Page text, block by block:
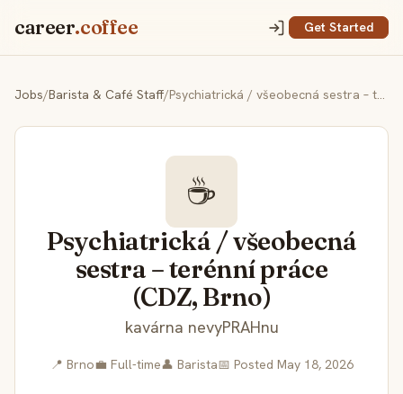
career.coffee Get Started
Jobs/Barista & Café Staff/ Psychiatrická / všeobecná sestra – terénní práce (CDZ, Brno)
☕
Psychiatrická / všeobecná
sestra – terénní práce
(CDZ, Brno)
kavárna nevyPRAHnu
📍 Brno💼 Full-time👤 Barista📅 Posted May 18, 2026